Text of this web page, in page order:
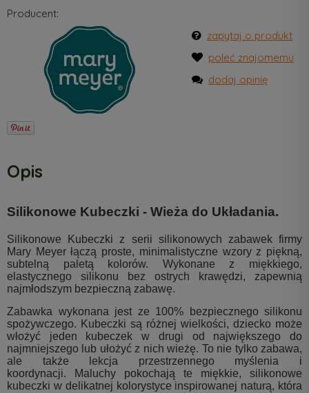
Producent:
zapytaj o produkt
poleć znajomemu
dodaj opinię
Opis
Silikonowe Kubeczki - Wieża do Układania.
Silikonowe Kubeczki z serii silikonowych zabawek firmy
Mary Meyer łączą proste, minimalistyczne wzory z piękną,
subtelną paletą kolorów. Wykonane z miękkiego,
elastycznego silikonu bez ostrych krawędzi, zapewnią
najmłodszym bezpieczną zabawę.
Zabawka wykonana jest ze 100% bezpiecznego silikonu
spożywczego. Kubeczki są różnej wielkości, dziecko może
włożyć jeden kubeczek w drugi od największego do
najmniejszego lub ułożyć z nich wieżę. To nie tylko zabawa,
ale także lekcja przestrzennego myślenia i
koordynacji. Maluchy pokochają te miękkie, silikonowe
kubeczki w delikatnej kolorystyce inspirowanej naturą, która